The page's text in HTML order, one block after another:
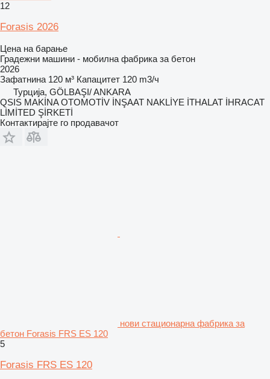
12
Forasis 2026
Цена на барање
Градежни машини - мобилна фабрика за бетон
2026
Зафатнина 120 м³ Капацитет 120 m3/ч
Турција, GÖLBAŞI/ ANKARA
QSIS MAKİNA OTOMOTİV İNŞAAT NAKLİYE İTHALAT İHRACAT
LİMİTED ŞİRKETİ
Контактирајте го продавачот
нови стационарна фабрика за
бетон Forasis FRS ES 120
5
Forasis FRS ES 120